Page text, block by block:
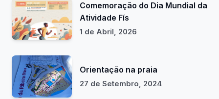
Comemoração do Dia Mundial da
Atividade Fís
1 de Abril, 2026
Orientação na praia
27 de Setembro, 2024